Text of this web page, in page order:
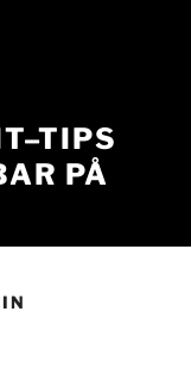
PÅ